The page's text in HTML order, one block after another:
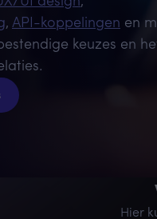
, API-koppelingen en
keuzes en
Hier